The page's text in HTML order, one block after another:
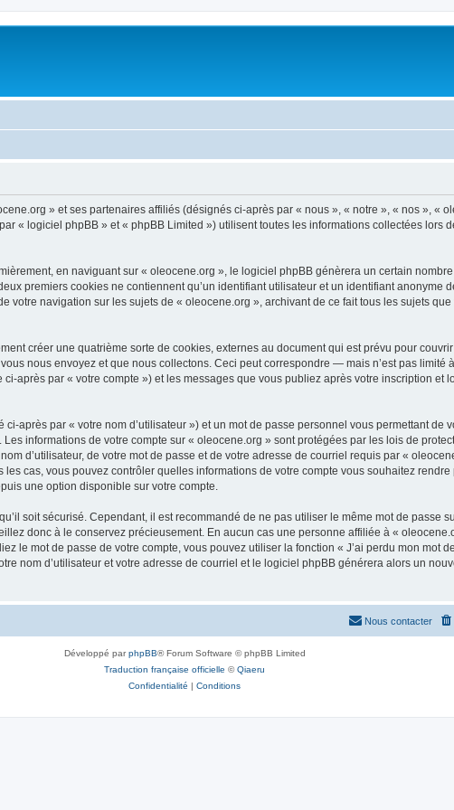
» et ses partenaires affiliés (désignés ci-après par « nous », « notre », « nos », «
« logiciel phpBB » et « phpBB Limited ») utilisent toutes les informations collectées lors
en naviguant sur « oleocene.org », le logiciel phpBB génèrera un certain
premiers cookies ne contiennent qu’un identifiant utilisateur et un identifiant anonyme
votre navigation sur les sujets de « oleocene.org », archivant de ce fait tous les sujets
créer une quatrième sorte de cookies, externes au document qui est prévu pour
nous envoyez et que nous collectons. Ceci peut correspondre — mais n’est pas
après par « votre compte ») et les messages que vous publiez après votre inscription et
après par « votre nom d’utilisateur ») et un mot de passe personnel vous permettant de
informations de votre compte sur « oleocene.org » sont protégées par les lois de
d’utilisateur, de votre mot de passe et de votre adresse de courriel requis par «
cas, vous pouvez contrôler quelles informations de votre compte vous souhaitez
une option disponible sur votre compte.
soit sécurisé. Cependant, il est recommandé de ne pas utiliser le même mot de passe
donc à le conservez précieusement. En aucun cas une personne affiliée à «
le mot de passe de votre compte, vous pouvez utiliser la fonction « J’ai perdu mon mot
nom d’utilisateur et votre adresse de courriel et le logiciel phpBB générera alors un
Nous contacter
Développé parphpBB® Forum Software © phpBB Limited
Traduction française officielle ©Qiaeru
Confidentialité | Conditions